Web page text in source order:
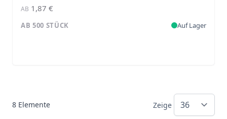
AB 1,87 €
AB 500 STÜCK Auf Lager
8 Elemente Zeige